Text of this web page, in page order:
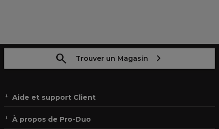
Trouver un Magasin
Aide et support Client
À propos de Pro-Duo